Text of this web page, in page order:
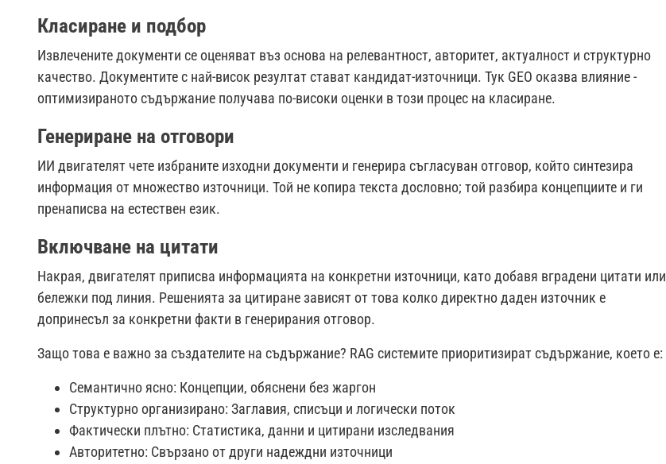
Класиране и подбор
Извлечените документи се оценяват въз основа на релевантност, авторитет, актуалност и структурно
качество. Документите с най-висок резултат стават кандидат-източници. Тук GEO оказва влияние -
оптимизираното съдържание получава по-високи оценки в този процес на класиране.
Генериране на отговори
ИИ двигателят чете избраните изходни документи и генерира съгласуван отговор, който синтезира
информация от множество източници. Той не копира текста дословно; той разбира концепциите и ги
пренаписва на естествен език.
Включване на цитати
Накрая, двигателят приписва информацията на конкретни източници, като добавя вградени цитати или
бележки под линия. Решенията за цитиране зависят от това колко директно даден източник е
допринесъл за конкретни факти в генерирания отговор.
Защо това е важно за създателите на съдържание? RAG системите приоритизират съдържание, което е:
Семантично ясно: Концепции, обяснени без жаргон
Структурно организирано: Заглавия, списъци и логически поток
Фактически плътно: Статистика, данни и цитирани изследвания
Авторитетно: Свързано от други надеждни източници